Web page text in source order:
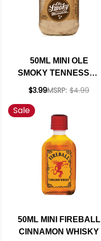
50ML MINI OLE
SMOKY TENNESSEE
BUTTER PECAN
$3.99MSRP: $4.99
Sale
50ML MINI FIREBALL
CINNAMON WHISKY